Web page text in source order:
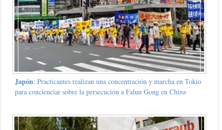
Japón: Practicantes realizan una concentración y marcha en Tokio
para concienciar sobre la persecución a Falun Gong en China